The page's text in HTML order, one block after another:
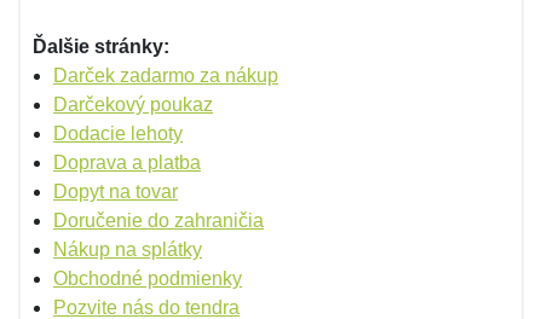
Ďalšie stránky:
Darček zadarmo za nákup
Darčekový poukaz
Dodacie lehoty
Doprava a platba
Dopyt na tovar
Doručenie do zahraničia
Nákup na splátky
Obchodné podmienky
Pozvite nás do tendra